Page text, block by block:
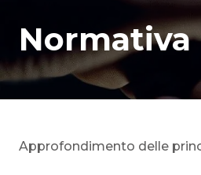
Normativa
Approfondimento delle